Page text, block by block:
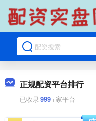
正规配资平台排行
已收录999+家平台